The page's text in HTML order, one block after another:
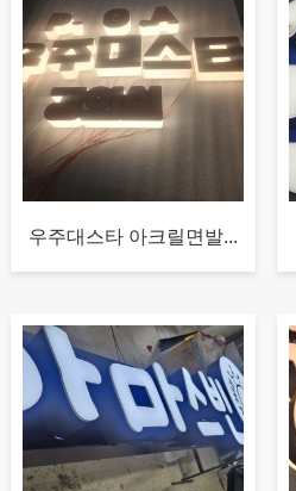
우주대스타 아크릴면발...